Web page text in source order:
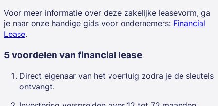
Voor meer informatie over deze zakelijke leasevorm, ga
je naar onze handige gids voor ondernemers: Financial
Lease.
5 voordelen van financial lease
Direct eigenaar van het voertuig zodra je de sleutels
ontvangt.